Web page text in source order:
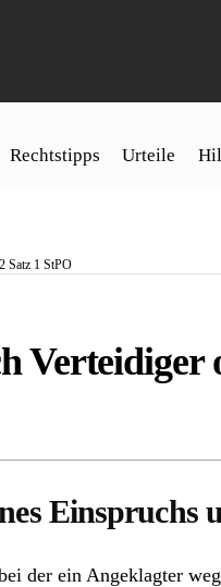
Rechtstipps Urteile
Satz 1 StPO
Verteidiger
Einspruchs
der ein Angeklagter